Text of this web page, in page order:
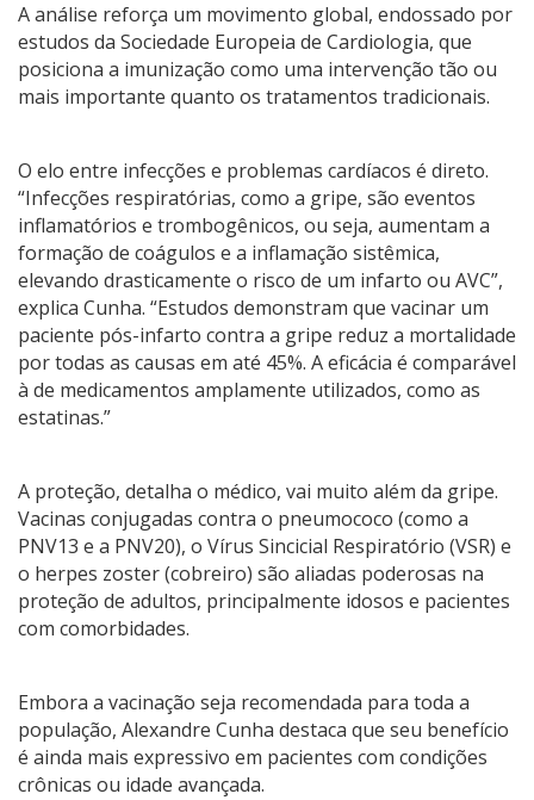
A análise reforça um movimento global, endossado por
estudos da Sociedade Europeia de Cardiologia, que
posiciona a imunização como uma intervenção tão ou
mais importante quanto os tratamentos tradicionais.
O elo entre infecções e problemas cardíacos é direto.
“Infecções respiratórias, como a gripe, são eventos
inflamatórios e trombogênicos, ou seja, aumentam a
formação de coágulos e a inflamação sistêmica,
elevando drasticamente o risco de um infarto ou AVC”,
explica Cunha. “Estudos demonstram que vacinar um
paciente pós-infarto contra a gripe reduz a mortalidade
por todas as causas em até 45%. A eficácia é comparável
à de medicamentos amplamente utilizados, como as
estatinas.”
A proteção, detalha o médico, vai muito além da gripe.
Vacinas conjugadas contra o pneumococo (como a
PNV13 e a PNV20), o Vírus Sincicial Respiratório (VSR) e
o herpes zoster (cobreiro) são aliadas poderosas na
proteção de adultos, principalmente idosos e pacientes
com comorbidades.
Embora a vacinação seja recomendada para toda a
população, Alexandre Cunha destaca que seu benefício
é ainda mais expressivo em pacientes com condições
crônicas ou idade avançada.